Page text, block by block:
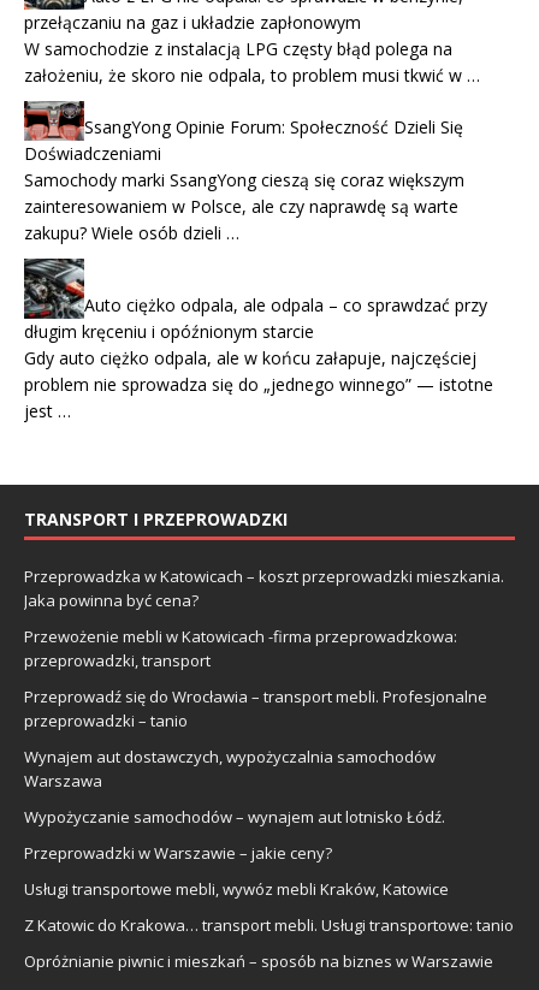
przełączaniu na gaz i układzie zapłonowym
W samochodzie z instalacją LPG częsty błąd polega na
założeniu, że skoro nie odpala, to problem musi tkwić w …
SsangYong Opinie Forum: Społeczność Dzieli Się
Doświadczeniami
Samochody marki SsangYong cieszą się coraz większym
zainteresowaniem w Polsce, ale czy naprawdę są warte
zakupu? Wiele osób dzieli …
Auto ciężko odpala, ale odpala – co sprawdzać przy
długim kręceniu i opóźnionym starcie
Gdy auto ciężko odpala, ale w końcu załapuje, najczęściej
problem nie sprowadza się do „jednego winnego” — istotne
jest …
TRANSPORT I PRZEPROWADZKI
Przeprowadzka w Katowicach – koszt przeprowadzki mieszkania.
Jaka powinna być cena?
Przewożenie mebli w Katowicach -firma przeprowadzkowa:
przeprowadzki, transport
Przeprowadź się do Wrocławia – transport mebli. Profesjonalne
przeprowadzki – tanio
Wynajem aut dostawczych, wypożyczalnia samochodów
Warszawa
Wypożyczanie samochodów – wynajem aut lotnisko Łódź.
Przeprowadzki w Warszawie – jakie ceny?
Usługi transportowe mebli, wywóz mebli Kraków, Katowice
Z Katowic do Krakowa… transport mebli. Usługi transportowe: tanio
Opróżnianie piwnic i mieszkań – sposób na biznes w Warszawie